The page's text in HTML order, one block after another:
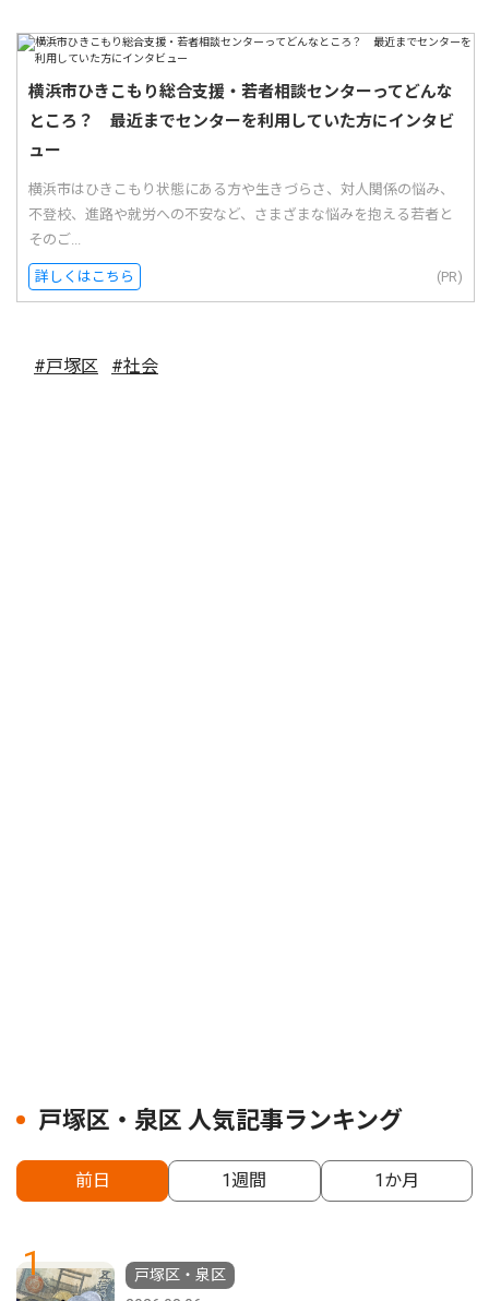
横浜市ひきこもり総合支援・若者相談センターってどんな
ところ？ 最近までセンターを利用していた方にインタビ
ュー
横浜市はひきこもり状態にある方や生きづらさ、対人関係の悩み、
不登校、進路や就労への不安など、さまざまな悩みを抱える若者と
そのご...
詳しくはこちら (PR)
#戸塚区 #社会
戸塚区・泉区 人気記事ランキング
前日 1週間 1か月
1
戸塚区・泉区